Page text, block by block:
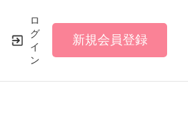
ロ
グ
イ
ン
新規会員登録